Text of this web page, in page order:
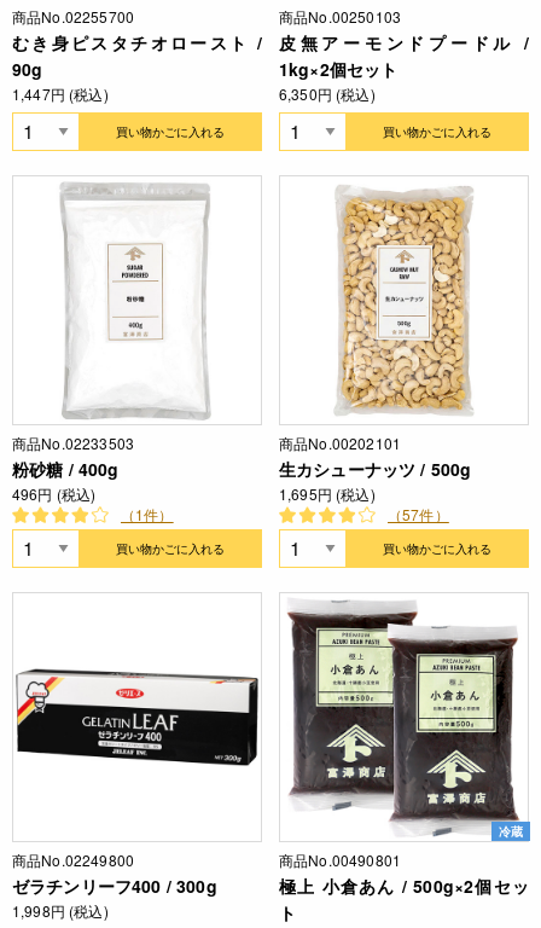
商品No.02255700
むき身ピスタチオロースト /
90g
1,447円 (税込)
買い物かごに入れる
商品No.00250103
皮無アーモンドプードル /
1kg×2個セット
6,350円 (税込)
買い物かごに入れる
商品No.02233503
粉砂糖 / 400g
496円 (税込)
（1件）
買い物かごに入れる
商品No.00202101
生カシューナッツ / 500g
1,695円 (税込)
（57件）
買い物かごに入れる
商品No.02249800
ゼラチンリーフ400 / 300g
1,998円 (税込)
冷蔵
商品No.00490801
極上 小倉あん / 500g×2個セッ
ト